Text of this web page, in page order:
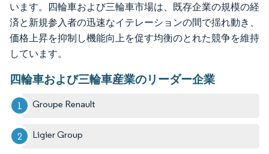
います。四輪車および三輪車市場は、既存企業の規模の経
済と新規参入者の迅速なイテレーションの間で揺れ動き、
価格上昇を抑制し機能向上を促す均衡のとれた競争を維持
しています。
四輪車および三輪車産業のリーダー企業
Groupe Renault
Ligier Group